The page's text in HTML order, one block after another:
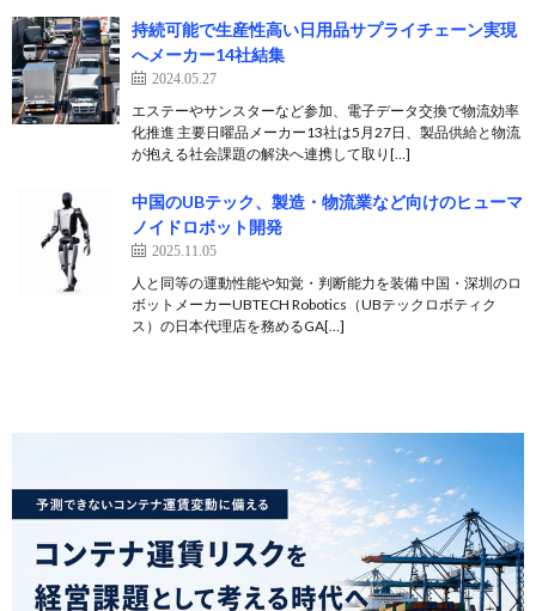
持続可能で生産性高い日用品サプライチェーン実現
へメーカー14社結集
2024.05.27
エステーやサンスターなど参加、電子データ交換で物流効率
化推進 主要日曜品メーカー13社は5月27日、製品供給と物流
が抱える社会課題の解決へ連携して取り[…]
中国のUBテック、製造・物流業など向けのヒューマ
ノイドロボット開発
2025.11.05
人と同等の運動性能や知覚・判断能力を装備 中国・深圳のロ
ボットメーカーUBTECH Robotics（UBテックロボティク
ス）の日本代理店を務めるGA[…]